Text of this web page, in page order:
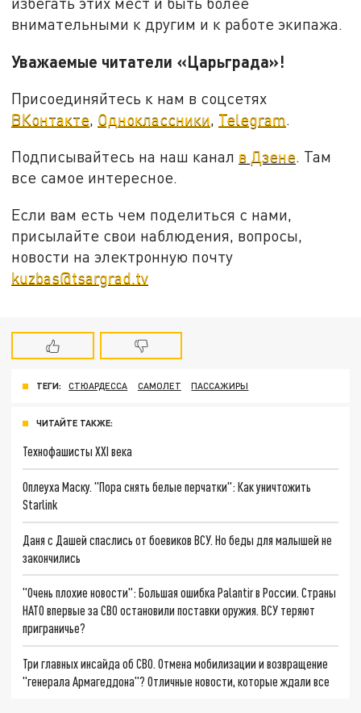
внимательными к другим и к работе экипажа.
Уважаемые читатели «Царьграда»!
Присоединяйтесь к нам в соцсетях
ВКонтакте, Одноклассники, Telegram.
Подписывайтесь на наш канал в Дзене. Там
все самое интересное.
Если вам есть чем поделиться с нами,
присылайте свои наблюдения, вопросы,
новости на электронную почту
kuzbas@tsargrad.tv
ТЕГИ: СТЮАРДЕССА САМОЛЕТ ПАССАЖИРЫ
ЧИТАЙТЕ ТАКЖЕ:
Технофашисты XXI века
Оплеуха Маску. "Пора снять белые перчатки": Как уничтожить
Starlink
Даня с Дашей спаслись от боевиков ВСУ. Но беды для малышей не
закончились
"Очень плохие новости": Большая ошибка Palantir в России. Страны
НАТО впервые за СВО остановили поставки оружия. ВСУ теряют
приграничье?
Три главных инсайда об СВО. Отмена мобилизации и возвращение
"генерала Армагеддона"? Отличные новости, которые ждали все